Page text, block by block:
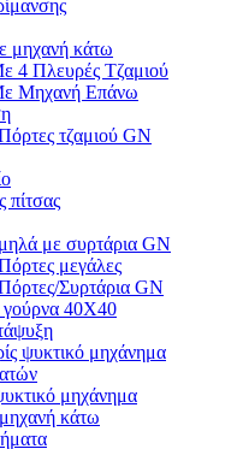
μηχανή κάτω
4 Πλευρές Τζαμιού
Μηχανή Επάνω
τζαμιού GN
πίτσας
με συρτάρια GN
μεγάλες
Συρτάρια GN
40Χ40
ψυκτικό μηχάνημα
μηχάνημα
κάτω